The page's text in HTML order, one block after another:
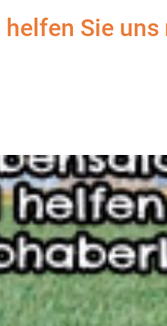
helfen Sie uns